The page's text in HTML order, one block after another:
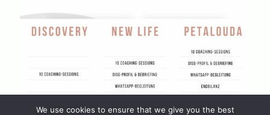
We use cookies to ensure that we give you the best